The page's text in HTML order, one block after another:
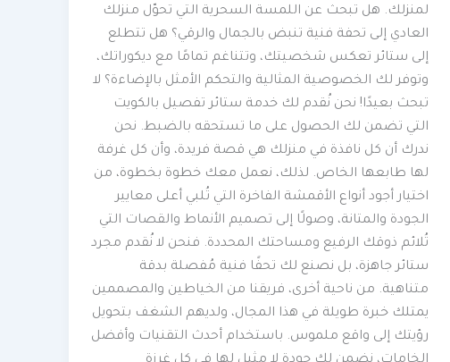
لمنزلك. هل تبحث عن اللمسة السحرية التي تحوّل منزلك
العادي إلى تحفة فنية تنبض بالجمال والرقي؟ هل تتطلع
إلى ستائر تعكس شخصيتك، وتتناغم تمامًا مع ديكوراتك،
وتوفر لك الخصوصية المثالية والتحكم الأمثل بالإضاءة؟ لا
تبحث بعيدًا! نحن نُقدم لك خدمة ستائر تفصيل بالكويت
التي تضمن لك الحصول على ما تستحقه بالضبط. نحن
ندرك أن كل نافذة في منزلك هي قصة فريدة، وأن كل غرفة
لها طابعها الخاص. لذلك، نعمل معك خطوة بخطوة، من
اختيار أجود أنواع الأقمشة الفاخرة التي تُلبي أعلى معايير
الجودة والمتانة، وصولًا إلى تصميم الأنماط والقصات التي
تُلائم ذوقك الرفيع ومساحتك المحددة. فنحن لا نُقدم مجرد
ستائر جاهزة، بل نصنع لك تحفًا فنية مُفصلة بدقة
متناهية. من ناحية أخرى، فريقنا من الخياطين والمصممين
يمتلك خبرة طويلة في هذا المجال، ولديهم الشغف بتحويل
رؤيتك إلى واقع ملموس. باستخدام أحدث التقنيات وأفضل